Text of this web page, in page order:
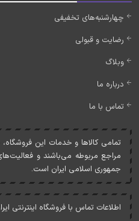
چهارشنبه‌های تخفیفی
رضایت و قبولی
وبلاگ
درباره ما
تماس با ما
تمامی کالاها و خدمات اين
مراجع مربوطه می‌باشند و
جمهوری اسلامی ايران است.
اطلاعات تماس با فروشگاه اینترنتی